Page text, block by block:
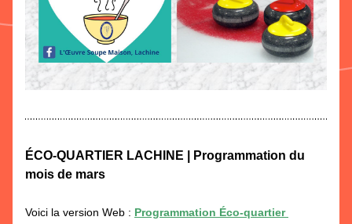
ÉCO-QUARTIER LACHINE | Programmation du
mois de mars
Voici la version Web : Programmation Éco-quartier